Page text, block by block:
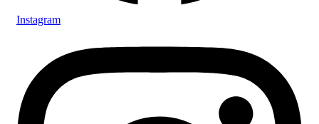
Instagram